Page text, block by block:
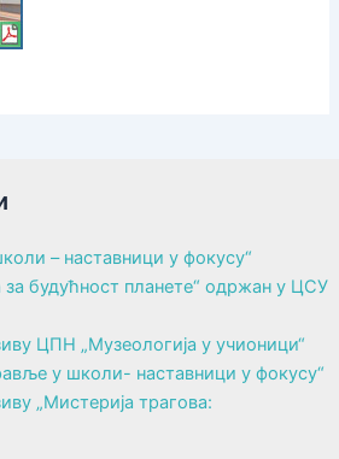
– наставници у фокусу“
за будућност планете“ одржан у ЦСУ
ЦПН „Музеологија у учионици“
у школи- наставници у фокусу“
„Мистерија трагова: